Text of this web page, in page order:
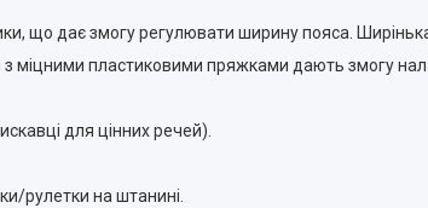
що дає змогу регулювати ширину пояса.
з міцними пластиковими пряжками дають змогу
для цінних речей).
рулетки на штанині.